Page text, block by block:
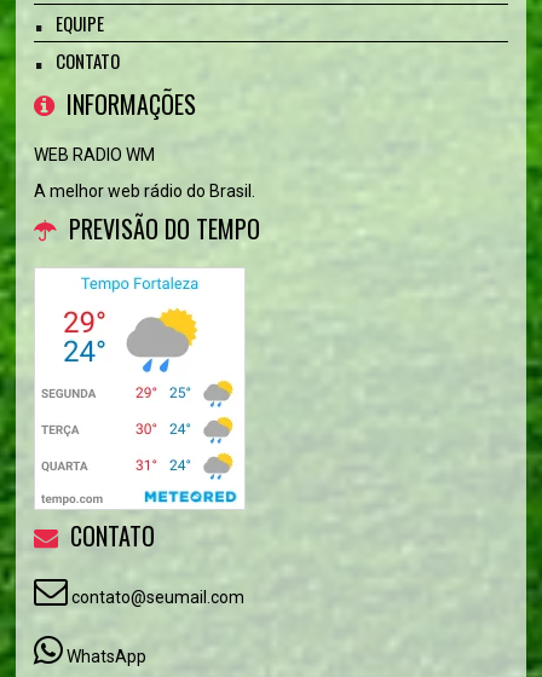
EQUIPE
CONTATO
INFORMAÇÕES
WEB RADIO WM
A melhor web rádio do Brasil.
PREVISÃO DO TEMPO
CONTATO
contato@seumail.com
WhatsApp